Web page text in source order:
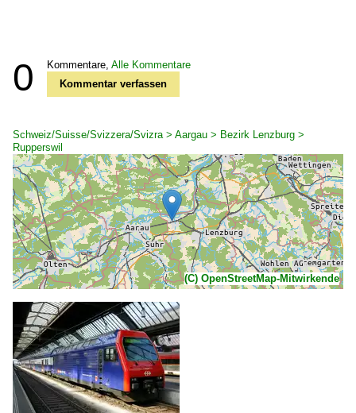
0 Kommentare, Alle Kommentare
Kommentar verfassen
Schweiz/Suisse/Svizzera/Svizra > Aargau > Bezirk Lenzburg >
Rupperswil
(C) OpenStreetMap-Mitwirkende